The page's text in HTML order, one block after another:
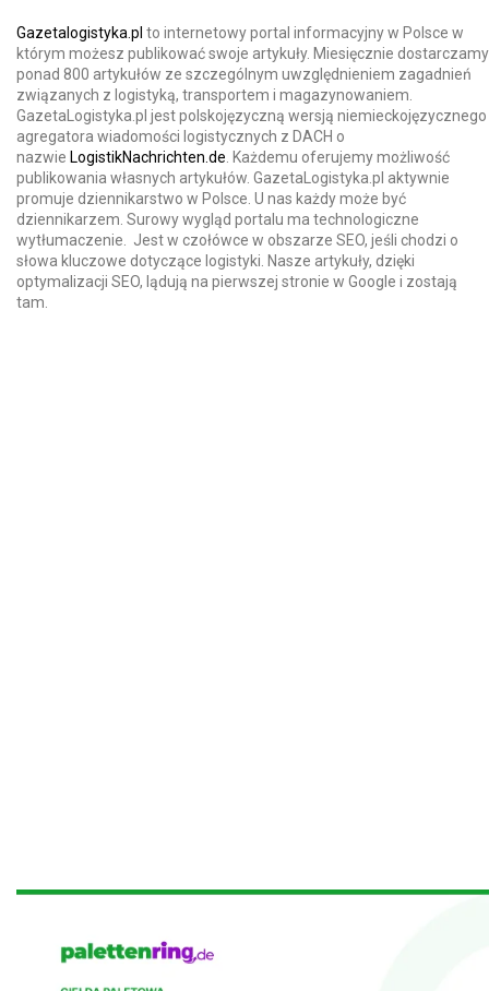
Gazetalogistyka.pl to internetowy portal informacyjny w Polsce w
którym możesz publikować swoje artykuły. Miesięcznie dostarczamy
ponad 800 artykułów ze szczególnym uwzględnieniem zagadnień
związanych z logistyką, transportem i magazynowaniem.
GazetaLogistyka.pl jest polskojęzyczną wersją niemieckojęzycznego
agregatora wiadomości logistycznych z DACH o
nazwie LogistikNachrichten.de. Każdemu oferujemy możliwość
publikowania własnych artykułów. GazetaLogistyka.pl aktywnie
promuje dziennikarstwo w Polsce. U nas każdy może być
dziennikarzem. Surowy wygląd portalu ma technologiczne
wytłumaczenie. Jest w czołówce w obszarze SEO, jeśli chodzi o
słowa kluczowe dotyczące logistyki. Nasze artykuły, dzięki
optymalizacji SEO, lądują na pierwszej stronie w Google i zostają
tam.